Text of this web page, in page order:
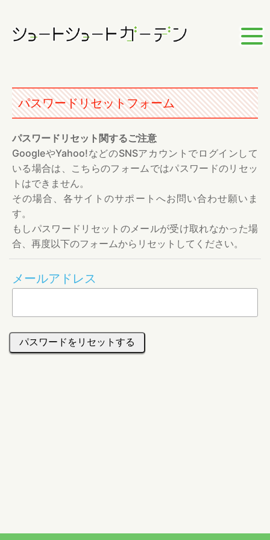
パスワードリセットフォーム
パスワードリセット関するご注意
GoogleやYahoo!などのSNSアカウントでログインして
いる場合は、こちらのフォームではパスワードのリセッ
トはできません。
その場合、各サイトのサポートへお問い合わせ願いま
す。
もしパスワードリセットのメールが受け取れなかった場
合、再度以下のフォームからリセットしてください。
メールアドレス
パスワードをリセットする